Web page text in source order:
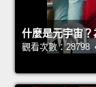
什麼是元宇宙
觀看次數：28798